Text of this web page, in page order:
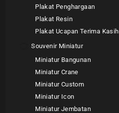
Plakat Penghargaan
Plakat Resin
Plakat Ucapan Terima Kasih
Souvenir Miniatur
Miniatur Bangunan
Miniatur Crane
Miniatur Custom
Miniatur Icon
Miniatur Jembatan